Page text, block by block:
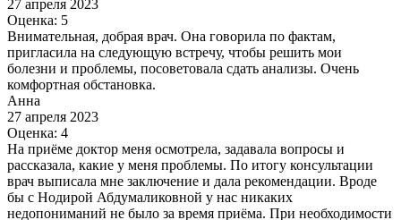
27 апреля 2023
Оценка: 5
Внимательная, добрая врач. Она говорила по фактам,
пригласила на следующую встречу, чтобы решить мои
болезни и проблемы, посоветовала сдать анализы. Очень
комфортная обстановка.
Анна
27 апреля 2023
Оценка: 4
На приёме доктор меня осмотрела, задавала вопросы и
рассказала, какие у меня проблемы. По итогу консультации
врач выписала мне заключение и дала рекомендации. Вроде
бы с Нодирой Абдумаликовной у нас никаких
недопониманий не было за время приёма. При необходимости